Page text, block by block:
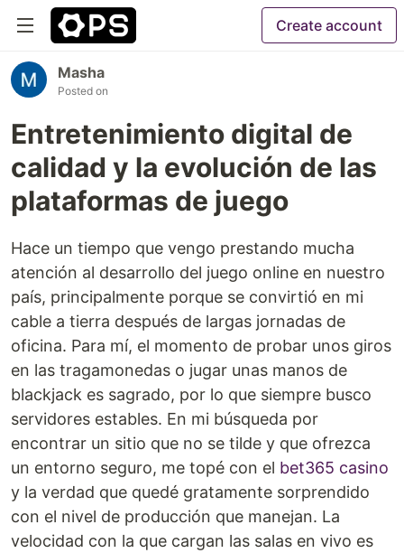
Create account
Masha
Posted on
Entretenimiento digital de
calidad y la evolución de las
plataformas de juego
Hace un tiempo que vengo prestando mucha
atención al desarrollo del juego online en nuestro
país, principalmente porque se convirtió en mi
cable a tierra después de largas jornadas de
oficina. Para mí, el momento de probar unos giros
en las tragamonedas o jugar unas manos de
blackjack es sagrado, por lo que siempre busco
servidores estables. En mi búsqueda por
encontrar un sitio que no se tilde y que ofrezca
un entorno seguro, me topé con el bet365 casino
y la verdad que quedé gratamente sorprendido
con el nivel de producción que manejan. La
velocidad con la que cargan las salas en vivo es